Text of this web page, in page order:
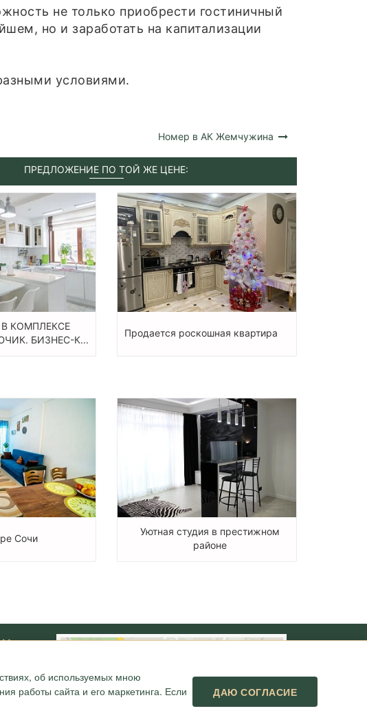
не только приобрести гостиничный
но и заработать на капитализации
условиями.
Номер в АК Жемчужина
ПРЕДЛОЖЕНИЕ ПО ТОЙ ЖЕ ЦЕНЕ:
В КОМПЛЕКСЕ
БИЗНЕС-К...
Продается роскошная квартира
Сочи
Уютная студия в престижном
районе
об используемых мною
работы сайта и его маркетинга. Если
ДАЮ СОГЛАСИЕ